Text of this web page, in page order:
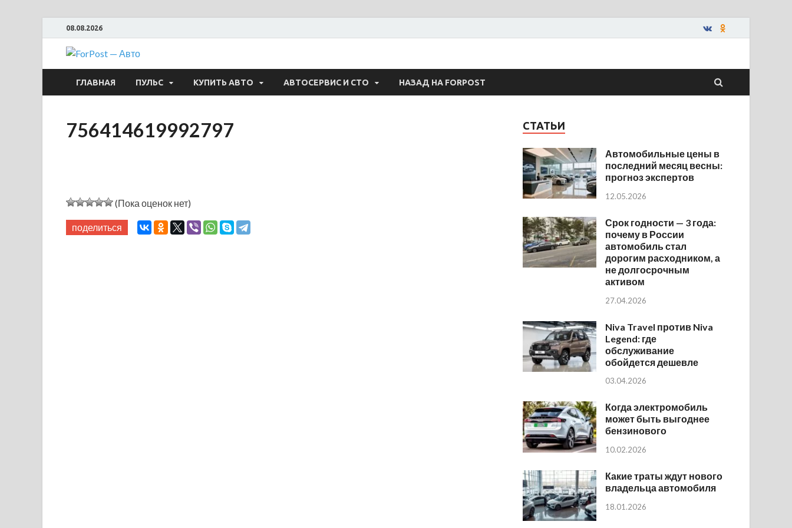
08.08.2026
ForPost — Авто
ГЛАВНАЯ ПУЛЬС КУПИТЬ АВТО АВТОСЕРВИС И СТО НАЗАД НА FORPOST
756414619992797
(Пока оценок нет)
поделиться
СТАТЬИ
Автомобильные цены в
последний месяц весны:
прогноз экспертов
12.05.2026
Срок годности — 3 года:
почему в России
автомобиль стал
дорогим расходником, а
не долгосрочным
активом
27.04.2026
Niva Travel против Niva
Legend: где
обслуживание
обойдется дешевле
03.04.2026
Когда электромобиль
может быть выгоднее
бензинового
10.02.2026
Какие траты ждут нового
владельца автомобиля
18.01.2026